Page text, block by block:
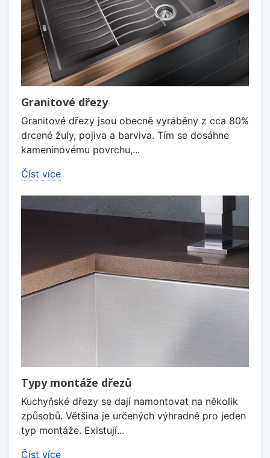
Granitové dřezy
Granitové dřezy jsou obecně vyráběny z cca 80%
drcené žuly, pojiva a barviva. Tím se dosáhne
kameninovému povrchu,...
Číst více
Typy montáže dřezů
Kuchyňské dřezy se dají namontovat na několik
způsobů. Většina je určených výhradně pro jeden
typ montáže. Existují...
Číst více